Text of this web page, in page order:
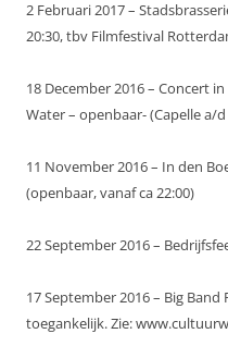
2 Februari 2017 –
20:30, tbv Filmfestival
18 December 2016 – Concert
Water – openbaar- (Capelle a/d
11 November 2016 – In den
(openbaar, vanaf ca 22:00)
22 September 2016 –
17 September 2016 – Big Band
toegankelijk. Zie: